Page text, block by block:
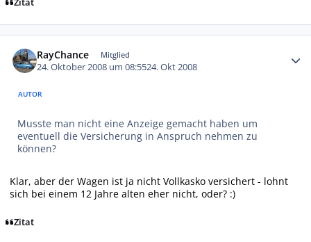
Zitat
RayChance Mitglied
24. Oktober 2008 um 08:5524. Okt 2008
AUTOR
Musste man nicht eine Anzeige gemacht haben um
eventuell die Versicherung in Anspruch nehmen zu
können?
Klar, aber der Wagen ist ja nicht Vollkasko versichert - lohnt
sich bei einem 12 Jahre alten eher nicht, oder? :)
Zitat